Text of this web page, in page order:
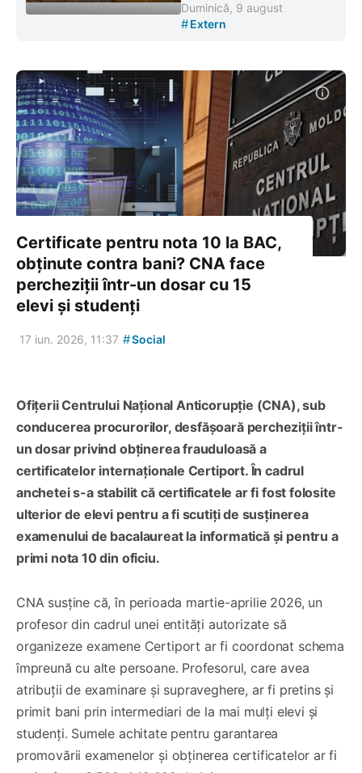
Duminică, 9 august
#Extern
Certificate pentru nota 10 la BAC,
obținute contra bani? CNA face
percheziții într-un dosar cu 15
elevi și studenți
17 iun. 2026, 11:37 #Social
Ofițerii Centrului Național Anticorupție (CNA), sub
conducerea procurorilor, desfășoară percheziții într-
un dosar privind obținerea frauduloasă a
certificatelor internaționale Certiport. În cadrul
anchetei s-a stabilit că certificatele ar fi fost folosite
ulterior de elevi pentru a fi scutiți de susținerea
examenului de bacalaureat la informatică și pentru a
primi nota 10 din oficiu.
CNA susține că, în perioada martie-aprilie 2026, un
profesor din cadrul unei entități autorizate să
organizeze examene Certiport ar fi coordonat schema
împreună cu alte persoane. Profesorul, care avea
atribuții de examinare și supraveghere, ar fi pretins și
primit bani prin intermediari de la mai mulți elevi și
studenți. Sumele achitate pentru garantarea
promovării examenelor și obținerea certificatelor ar fi